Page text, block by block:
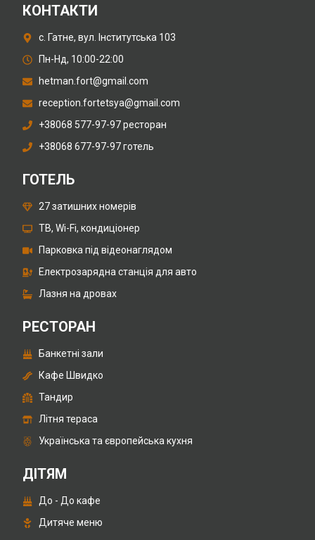
КОНТАКТИ
с. Гатне, вул. Інститутська 103
Пн-Нд, 10:00-22:00
hetman.fort@gmail.com
reception.fortetsya@gmail.com
+38068 577-97-97 ресторан
+38068 677-97-97 готель
ГОТЕЛЬ
27 затишних номерів
ТВ, Wi-Fi, кондиціонер
Парковка під відеонаглядом
Електрозарядна станція для авто
Лазня на дровах
РЕСТОРАН
Банкетні зали
Кафе Швидко
Тандир
Літня тераса
Українська та європейська кухня
ДІТЯМ
До - До кафе
Дитяче меню